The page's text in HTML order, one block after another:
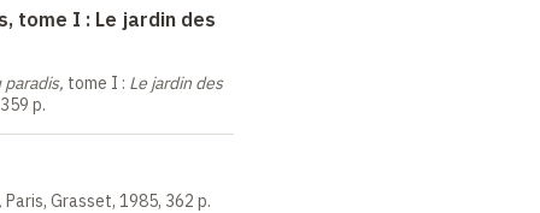
tome I : Le jardin des
tome I : Le jardin des
p.
Paris, Grasset, 1985, 362 p.